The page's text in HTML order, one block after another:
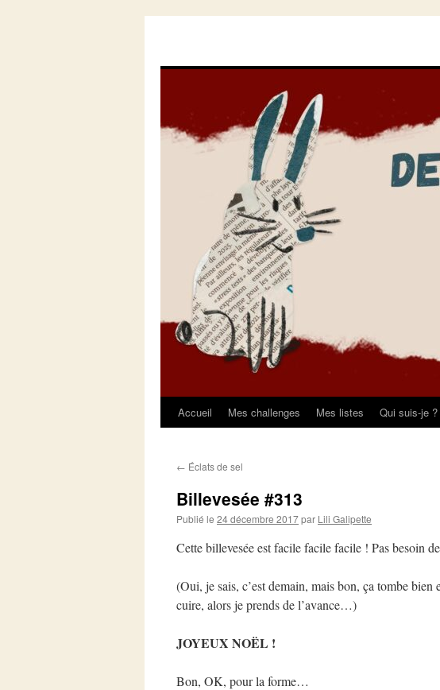
Aller
contenu
Accueil Mes challenges Mes listes Qui suis-je ?
← Éclats de sel
Billevesée #313
Publié le 24 décembre 2017par Lili Galipette
Cette billevesée est facile facile facile ! Pas besoin
(Oui, je sais, c’est demain, mais bon, ça tombe bien
cuire, alors je prends de l’avance…)
JOYEUX NOËL !
Bon, OK, pour la forme…